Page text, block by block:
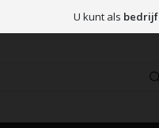
U kunt als bedrijf